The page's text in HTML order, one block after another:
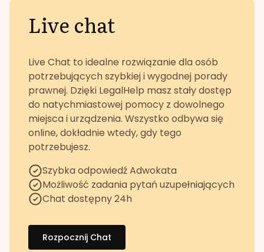
Live chat
Live Chat to idealne rozwiązanie dla osób
potrzebujących szybkiej i wygodnej porady
prawnej. Dzięki LegalHelp masz stały dostęp
do natychmiastowej pomocy z dowolnego
miejsca i urządzenia. Wszystko odbywa się
online, dokładnie wtedy, gdy tego
potrzebujesz.
Szybka odpowiedź Adwokata
Możliwość zadania pytań uzupełniających
Chat dostępny 24h
Rozpocznij Chat